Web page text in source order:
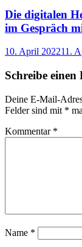
Die digitalen
im Gespräch
10. April 202211.
Schreibe
Deine E-Mail-
Felder sind mit *
Kommentar *
Name *